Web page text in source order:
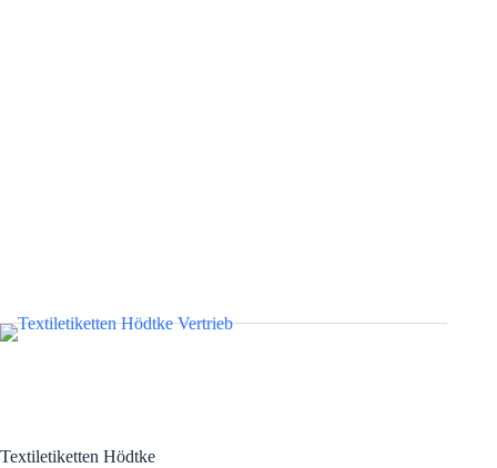
Textiletiketten Hödtke